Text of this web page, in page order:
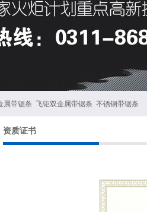
属带锯条 飞钜双金属带锯条 不锈钢带锯条
资质证书